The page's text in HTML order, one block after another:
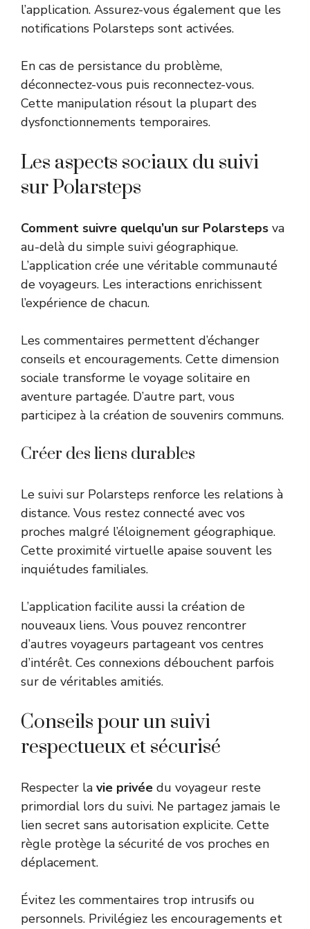
l’application. Assurez-vous également que les
notifications Polarsteps sont activées.
En cas de persistance du problème,
déconnectez-vous puis reconnectez-vous.
Cette manipulation résout la plupart des
dysfonctionnements temporaires.
Les aspects sociaux du suivi
sur Polarsteps
Comment suivre quelqu’un sur Polarsteps va
au-delà du simple suivi géographique.
L’application crée une véritable communauté
de voyageurs. Les interactions enrichissent
l’expérience de chacun.
Les commentaires permettent d’échanger
conseils et encouragements. Cette dimension
sociale transforme le voyage solitaire en
aventure partagée. D’autre part, vous
participez à la création de souvenirs communs.
Créer des liens durables
Le suivi sur Polarsteps renforce les relations à
distance. Vous restez connecté avec vos
proches malgré l’éloignement géographique.
Cette proximité virtuelle apaise souvent les
inquiétudes familiales.
L’application facilite aussi la création de
nouveaux liens. Vous pouvez rencontrer
d’autres voyageurs partageant vos centres
d’intérêt. Ces connexions débouchent parfois
sur de véritables amitiés.
Conseils pour un suivi
respectueux et sécurisé
Respecter la vie privée du voyageur reste
primordial lors du suivi. Ne partagez jamais le
lien secret sans autorisation explicite. Cette
règle protège la sécurité de vos proches en
déplacement.
Évitez les commentaires trop intrusifs ou
personnels. Privilégiez les encouragements et